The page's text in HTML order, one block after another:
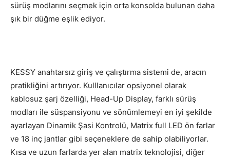
sürüş modlarını seçmek için orta konsolda bulunan daha
şık bir düğme eşlik ediyor.
KESSY anahtarsız giriş ve çalıştırma sistemi de, aracın
pratikliğini artırıyor. Kulllanıcılar opsiyonel olarak
kablosuz şarj özelliği, Head-Up Display, farklı sürüş
modları ile süspansiyonu ve sönümlemeyi en iyi şekilde
ayarlayan Dinamik Şasi Kontrolü, Matrix full LED ön farlar
ve 18 inç jantlar gibi seçeneklere de sahip olabiliyorlar.
Kısa ve uzun farlarda yer alan matrix teknolojisi, diğer